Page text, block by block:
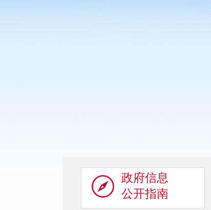
政府信息
公开指南